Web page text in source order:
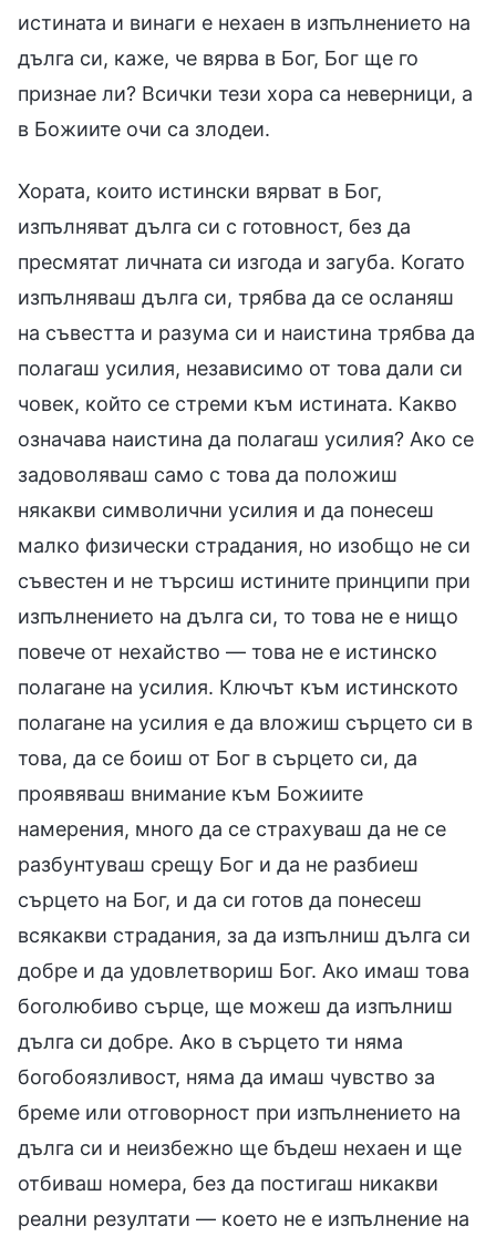
истината и винаги е нехаен в изпълнението на
дълга си, каже, че вярва в Бог, Бог ще го
признае ли? Всички тези хора са неверници, а
в Божиите очи са злодеи.
Хората, които истински вярват в Бог,
изпълняват дълга си с готовност, без да
пресмятат личната си изгода и загуба. Когато
изпълняваш дълга си, трябва да се осланяш
на съвестта и разума си и наистина трябва да
полагаш усилия, независимо от това дали си
човек, който се стреми към истината. Какво
означава наистина да полагаш усилия? Ако се
задоволяваш само с това да положиш
някакви символични усилия и да понесеш
малко физически страдания, но изобщо не си
съвестен и не търсиш истините принципи при
изпълнението на дълга си, то това не е нищо
повече от нехайство — това не е истинско
полагане на усилия. Ключът към истинското
полагане на усилия е да вложиш сърцето си в
това, да се боиш от Бог в сърцето си, да
проявяваш внимание към Божиите
намерения, много да се страхуваш да не се
разбунтуваш срещу Бог и да не разбиеш
сърцето на Бог, и да си готов да понесеш
всякакви страдания, за да изпълниш дълга си
добре и да удовлетвориш Бог. Ако имаш това
боголюбиво сърце, ще можеш да изпълниш
дълга си добре. Ако в сърцето ти няма
богобоязливост, няма да имаш чувство за
бреме или отговорност при изпълнението на
дълга си и неизбежно ще бъдеш нехаен и ще
отбиваш номера, без да постигаш никакви
реални резултати — което не е изпълнение на